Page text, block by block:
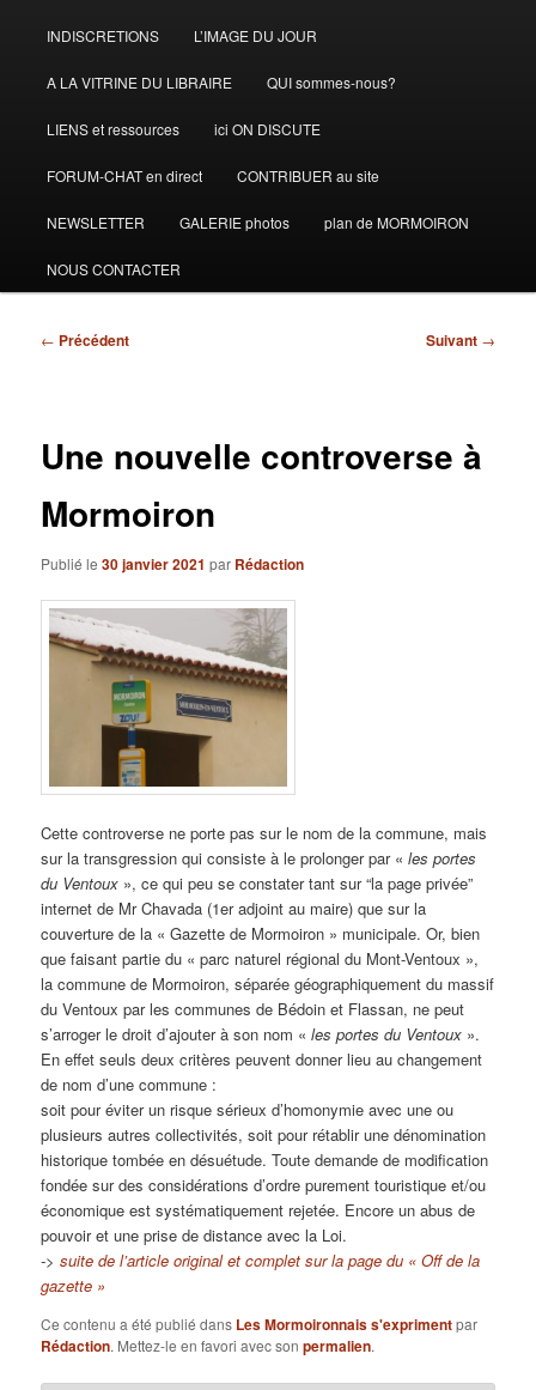
INDISCRETIONS L’IMAGE DU JOUR
A LA VITRINE DU LIBRAIRE QUI sommes-nous?
LIENS et ressources ici ON DISCUTE
FORUM-CHAT en direct CONTRIBUER au site
NEWSLETTER GALERIE photos plan de MORMOIRON
NOUS CONTACTER
Navigation
← Précédent Suivant →
Une nouvelle controverse à
Mormoiron
Publié le30 janvier 2021 par Rédaction
Cette controverse ne porte pas sur le nom de la commune, mais
sur la transgression qui consiste à le prolonger par «les portes
du Ventoux », ce qui peu se constater tant sur “la page privée”
internet de Mr Chavada (1er adjoint au maire) que sur la
couverture de la « Gazette de Mormoiron » municipale. Or, bien
que faisant partie du « parc naturel régional du Mont-Ventoux »,
la commune de Mormoiron, séparée géographiquement du massif
du Ventoux par les communes de Bédoin et Flassan, ne peut
s’arroger le droit d’ajouter à son nom «les portes du Ventoux ».
En effet seuls deux critères peuvent donner lieu au changement
de nom d’une commune :
soit pour éviter un risque sérieux d’homonymie avec une ou
plusieurs autres collectivités, soit pour rétablir une dénomination
historique tombée en désuétude. Toute demande de modification
fondée sur des considérations d’ordre purement touristique et/ou
économique est systématiquement rejetée. Encore un abus de
pouvoir et une prise de distance avec la Loi.
->suite de l’article original et complet sur la page du « Off de la
gazette »
Ce contenu a été publié dans Les Mormoironnais s'exprimentpar
Rédaction. Mettez-le en favori avec sonpermalien.